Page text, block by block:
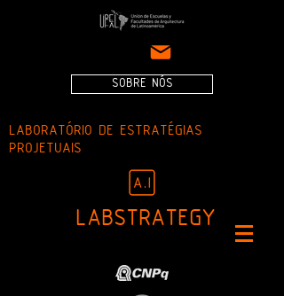
SOBRE NÓS
LABORATÓRIO DE ESTRATÉGIAS
PROJETUAIS
LABSTRATEGY